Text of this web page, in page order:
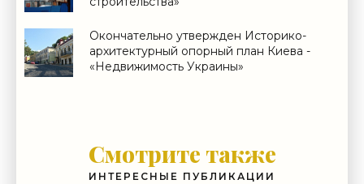
Окончательно утвержден Историко-
архитектурный опорный план Киева -
«Недвижимость Украины»
Смотрите также
ИНТЕРЕСНЫЕ ПУБЛИКАЦИИ